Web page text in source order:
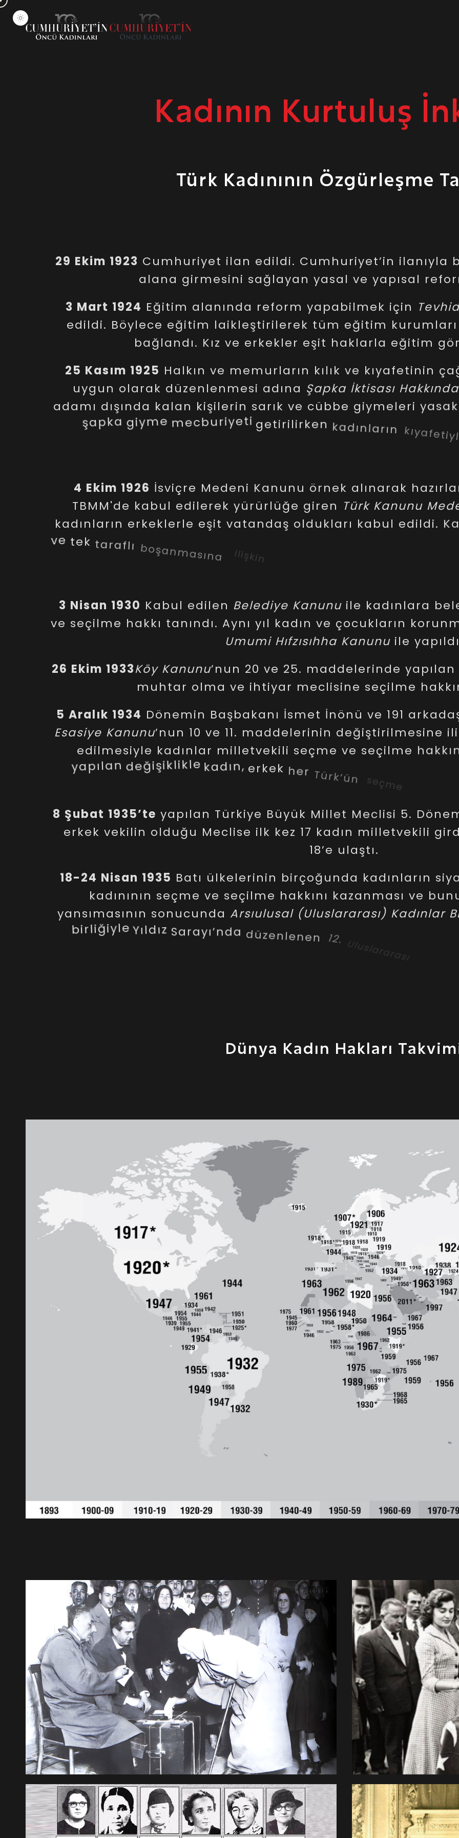
Kadının Kurtuluş
Türk Kadınının Özgürleşme
29 Ekim 1923 Cumhuriyet ilan edildi. Cumhuriyet’in ilanıyla
alana girmesini sağlayan yasal ve yapısal
3 Mart 1924 Eğitim alanında reform yapabilmek için
edildi. Böylece eğitim laikleştirilerek tüm eğitim kurumları
bağlandı. Kız ve erkekler eşit haklarla eğitim
25 Kasım 1925 Halkın ve memurların kılık ve kıyafetinin
uygun olarak düzenlenmesi adına Şapka İktisası Hakkında
adamı dışında kalan kişilerin sarık ve cübbe giymeleri
şapka giyme mecburiyeti getirilirken kadınların
kendi
4 Ekim 1926 İsviçre Medeni Kanunu örnek alınarak
TBMM'de kabul edilerek yürürlüğe giren Türk Kanunu
kadınların erkeklerle eşit vatandaş oldukları kabul edildi.
ve tek taraflı boşanmasına
meslek hakkı, resmi nikâh
3 Nisan 1930 Kabul edilen Belediye Kanunu ile kadınlara
ve seçilme hakkı tanındı. Aynı yıl kadın ve çocukların
Umumi Hıfzısıhha Kanunu ile
26 Ekim 1933Köy Kanunu’nun 20 ve 25. maddelerinde yapılan
muhtar olma ve ihtiyar meclisine seçilme
5 Aralık 1934 Dönemin Başbakanı İsmet İnönü ve 191
Esasiye Kanunu’nun 10 ve 11. maddelerinin değiştirilmesine
edilmesiyle kadınlar milletvekili seçme ve seçilme
yapılan değişiklikle kadın, erkek her Türk’ün
belirlendi.
8 Şubat 1935’te yapılan Türkiye Büyük Millet Meclisi 5.
erkek vekilin olduğu Meclise ilk kez 17 kadın milletvekili
18’e ulaştı.
18-24 Nisan 1935 Batı ülkelerinin birçoğunda kadınların
kadınının seçme ve seçilme hakkını kazanması ve
yansımasının sonucunda Arsıulusal (Uluslararası) Kadınlar
birliğiyle Yıldız Sarayı’nda düzenlenen 12.
kadın delegelere
Türk
Dünya Kadın Hakları